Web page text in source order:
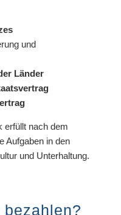
und
Länder
erfüllt nach dem
Aufgaben in den
und Unterhaltung.